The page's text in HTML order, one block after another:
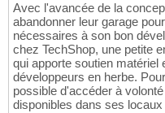
Avec l'avancée de la
abandonner leur garage
nécessaires à son bon
chez TechShop, une petite
qui apporte soutien matériel
développeurs en herbe.
possible d'accéder à
disponibles dans ses